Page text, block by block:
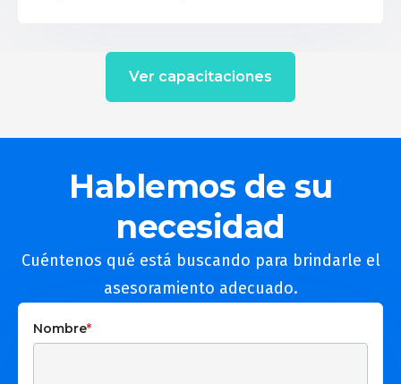
Ver capacitaciones
Hablemos de su
necesidad
Cuéntenos qué está buscando para brindarle el
asesoramiento adecuado.
Nombre*